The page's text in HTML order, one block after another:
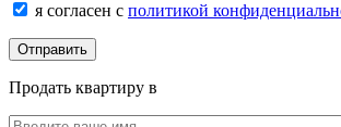
я согласен с политикой
Продать квартиру в